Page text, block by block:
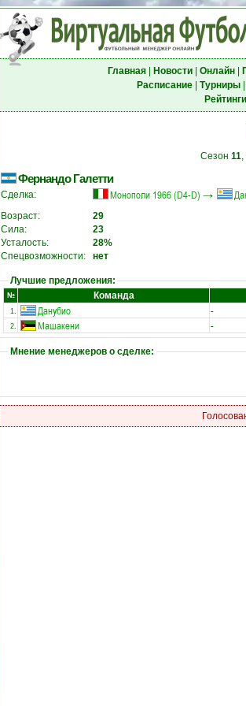
Главная| Новости| Онлайн|
Расписание| Турниры|
Рейтинги
Сезон 11
Фернандо Галетти
Сделка: Монополи 1966 (D4-D) →
Возраст:
29
Сила:
23
Усталость:
28%
Спецвозможности:
нет
Лучшие предложения:
№ Команда
1. Данубио -
2. Машакени -
Мнение менеджеров о сделке: